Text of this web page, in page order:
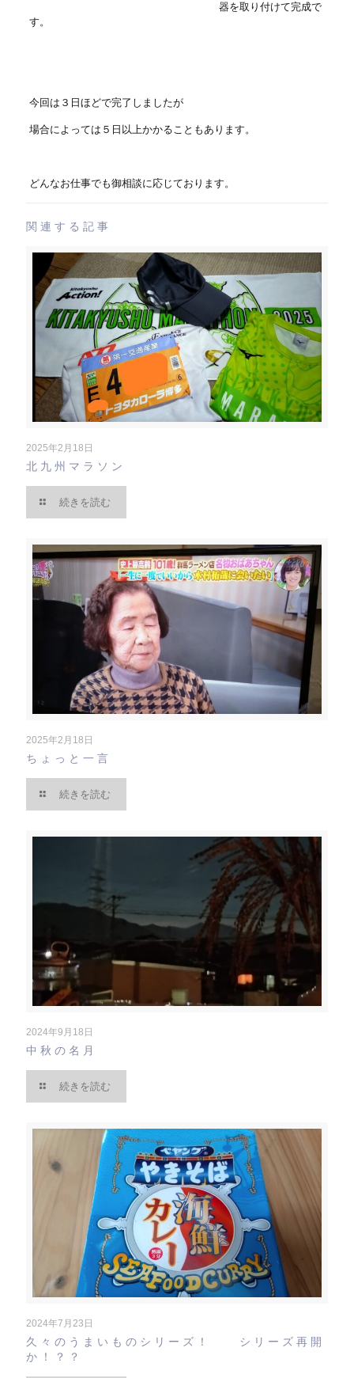
器を取り付けて完成で
す。
今回は３日ほどで完了しましたが
場合によっては５日以上かかることもあります。
どんなお仕事でも御相談に応じております。
関連する記事
2025年2月18日
北九州マラソン
続きを読む
2025年2月18日
ちょっと一言
続きを読む
2024年9月18日
中秋の名月
続きを読む
2024年7月23日
久々のうまいものシリーズ！ シリーズ再開
か！？？